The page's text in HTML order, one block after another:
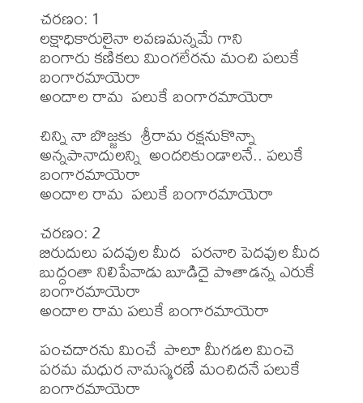
చరణం: 1
లక్షాధికారులైనా లవణమన్నమే గాని
బంగారు కణికలు మింగలేరను మంచి పలుకే
బంగారమాయెరా
అందాల రామ  పలుకే బంగారమాయెరా
చిన్ని నా బొజ్జకు  శ్రీరామ రక్షనుకొన్నా
అన్నపానాదులన్ని  అందరికుండాలనే.. పలుకే
బంగారమాయెరా
అందాల రామ  పలుకే బంగారమాయెరా
చరణం: 2
బిరుదులు పదవుల మీద  పరనారి పెదవుల మీద
బుద్దంతా నిలిపేవాడు బూడిదై పొతాడన్న ఎరుకే
బంగారమాయెరా
అందాల రామ పలుకే బంగారమాయెరా
పంచదారను మించే  పాలూ మీగడల మించె
పరమ మధుర నామస్మరణే మంచిదనే పలుకే
బంగారమాయెరా